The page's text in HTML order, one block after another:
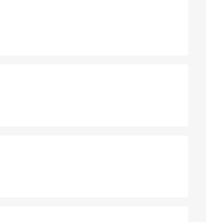
しめる外せないスポット